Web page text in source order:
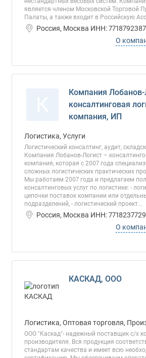
является членом Московской Торговой
Палаты, а также входит в Российскую
Россия, Москва ИНН: 7718792387
О
Компания Лобанов-
консалтинговая
компания, ИП
Логистика, Услуги
Логистический консалтинг, аудит,
Компания Лобанов-Логист –
компания, которая с 2007 года
сложных логистических практических
Мы работаем 2007 года и предлагаем
консалтинговых услуг по логистике: -
цепочки поставок компании или
подразделений, - логистический проект...
Россия, Москва ИНН:
О
КАСКАД, ООО
Логистика, Оптовая торговля,
ООО "Каскад"- надежный поставщик с/х
производителя. Вся продукция
стандартам качества и имеет всю